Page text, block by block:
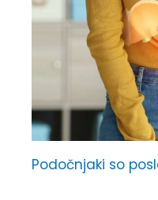
Podočnjaki so